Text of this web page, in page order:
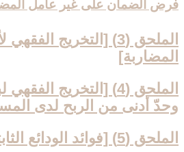
فرض الضمان على غير عامل
الملحق (3) [التخريج
المضاربة]
الملحق (4) [التخريج
وحدّ أدنى من الربح لدى
الملحق (5) [فوائد الودائع الثابتة]